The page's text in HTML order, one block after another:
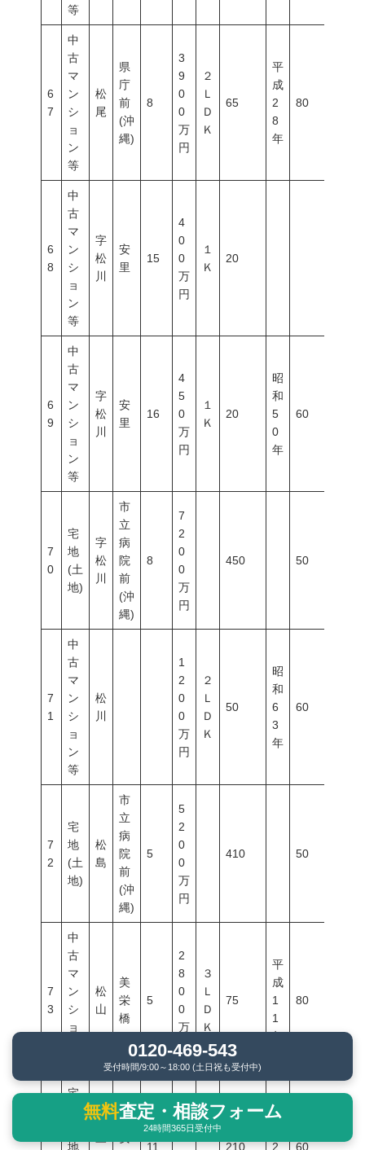
等
6
7
中
古
マ
ン
シ
ョ
ン
等
松
尾
県
庁
前
(沖
縄)
8
3
9
0
0
万
円
２
Ｌ
Ｄ
Ｋ
65
平
成
2
8
年
80
6
8
中
古
マ
ン
シ
ョ
ン
等
字
松
川
安
里
15
4
0
0
万
円
１
Ｋ
20
6
9
中
古
マ
ン
シ
ョ
ン
等
字
松
川
安
里
16
4
5
0
万
円
１
Ｋ
20
昭
和
5
0
年
60
7
0
宅
地
(土
地)
字
松
川
市
立
病
院
前
(沖
縄)
8
7
2
0
0
万
円
450 50
7
1
中
古
マ
ン
シ
ョ
ン
等
松
川
1
2
0
0
万
円
２
Ｌ
Ｄ
Ｋ
50
昭
和
6
3
年
60
7
2
宅
地
(土
地)
松
島
市
立
病
院
前
(沖
縄)
5
5
2
0
0
万
円
410 50
7
3
中
古
マ
ン
シ
ョ
松
山
美
栄
橋
5
2
8
0
0
万
円
３
Ｌ
Ｄ
Ｋ
75
平
成
1
1
年
80
宅
地
11
5
5
210
平
2
60 200
0120-469-543
受付時間/9:00～18:00 (土日祝も受付中)
無料査定・相談フォーム
24時間365日受付中